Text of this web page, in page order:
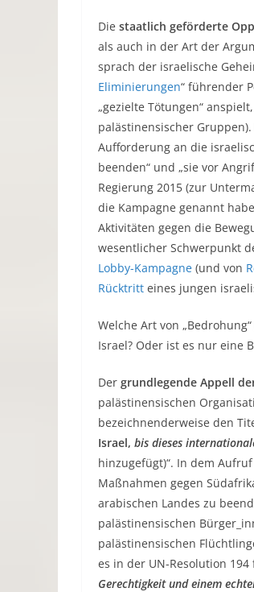
Die staatlich geförderte
als auch in der Art der
sprach der israelische
Eliminierungen“ führender
„gezielte Tötungen“
palästinensischer
Aufforderung an die
beenden“ und „sie vor
Regierung 2015 (zur
die Kampagne genannt
Aktivitäten gegen die
wesentlicher Schwerpunkt
Lobby-Kampagne (und von
Rücktritt eines jungen
Welche Art von
Israel? Oder ist es nur eine
Der grundlegende Appell
palästinensischen
bezeichnenderweise den
Israel, bis dieses
hinzugefügt)“. In dem
Maßnahmen gegen
arabischen Landes zu
palästinensischen
palästinensischen
es in der UN-Resolution
Gerechtigkeit und einem